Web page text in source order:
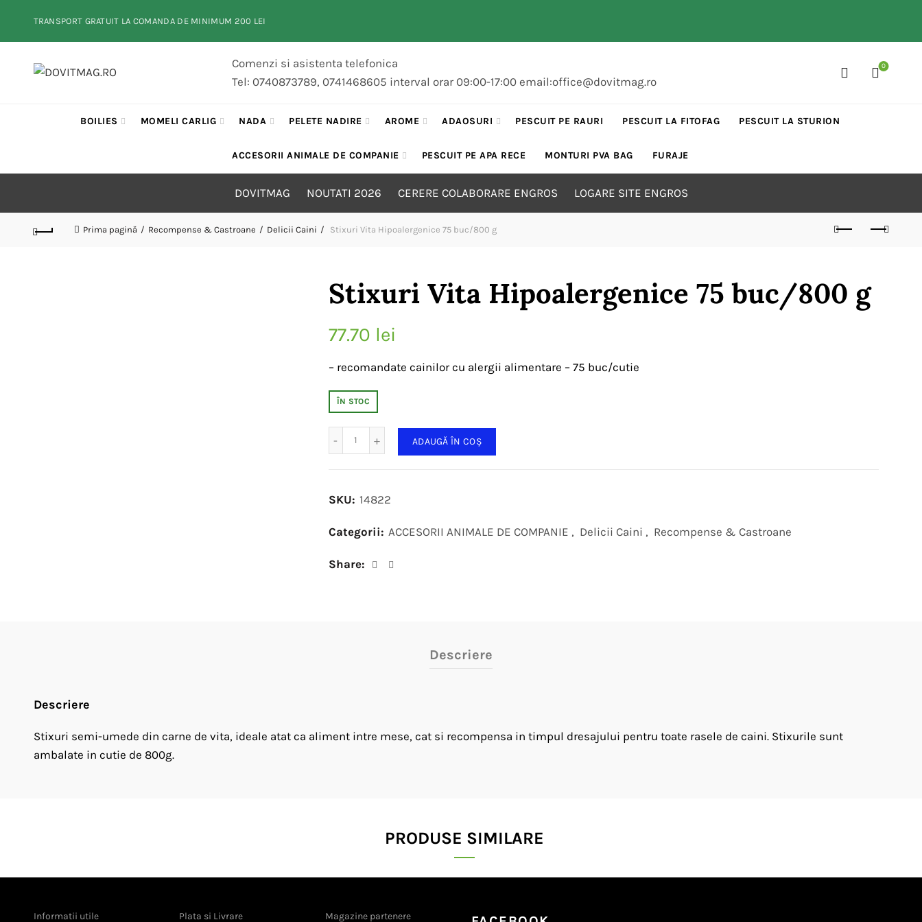
TRANSPORT GRATUIT LA COMANDA DE MINIMUM 200 LEI
Comenzi si asistenta telefonica
Tel: 0740873789, 0741468605 interval orar 09:00-17:00 email:office@dovitmag.ro
0
BOILIES MOMELI CARLIG NADA PELETE NADIRE AROME ADAOSURI PESCUIT PE RAURI PESCUIT LA FITOFAG PESCUIT LA STURION
ACCESORII ANIMALE DE COMPANIE PESCUIT PE APA RECE MONTURI PVA BAG FURAJE
DOVITMAG NOUTATI 2026 CERERE COLABORARE ENGROS LOGARE SITE ENGROS
Prima pagină Recompense & Castroane Delicii Caini Stixuri Vita Hipoalergenice 75 buc/800 g
Stixuri Vita Hipoalergenice 75 buc/800 g
77.70 lei
– recomandate cainilor cu alergii alimentare – 75 buc/cutie
ÎN STOC
ADAUGĂ ÎN COȘ
SKU: 14822
Categorii: ACCESORII ANIMALE DE COMPANIE , Delicii Caini , Recompense & Castroane
Share
Descriere
Descriere
Stixuri semi-umede din carne de vita, ideale atat ca aliment intre mese, cat si recompensa in timpul dresajului pentru toate rasele de caini. Stixurile sunt
ambalate in cutie de 800g.
PRODUSE SIMILARE
Informatii utile Plata si Livrare Magazine partenere